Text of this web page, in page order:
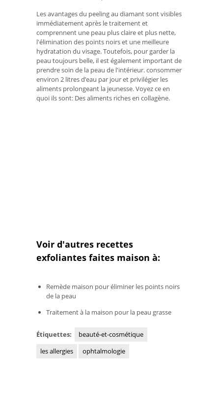
Les avantages du peeling au diamant sont visibles
immédiatement après le traitement et
comprennent une peau plus claire et plus nette,
l'élimination des points noirs et une meilleure
hydratation du visage. Toutefois, pour garder la
peau toujours belle, il est également important de
prendre soin de la peau de l'intérieur. consommer
environ 2 litres d’eau par jour et privilégier les
aliments prolongeant la jeunesse. Voyez ce en
quoi ils sont: Des aliments riches en collagène.
Voir d'autres recettes
exfoliantes faites maison à:
Remède maison pour éliminer les points noirs
de la peau
Traitement à la maison pour la peau grasse
Étiquettes:
beauté-et-cosmétique
les allergies
ophtalmologie